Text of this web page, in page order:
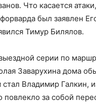
Что касается
был заявлен
Тимур Билялов.
серии по
Заварухина дома
Владимир Галкин,
за собой